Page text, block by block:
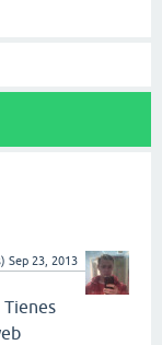
Sep 23, 2013